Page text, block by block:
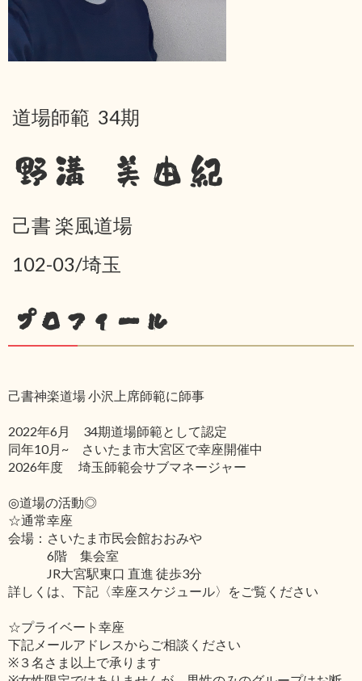
道場師範 34期
野溝 美由紀
己書 楽風道場
102-03/埼玉
プロフィール
己書神楽道場 小沢上席師範に師事
2022年6月 34期道場師範として認定
同年10月~ さいたま市大宮区で幸座開催中
2026年度 埼玉師範会サブマネージャー
◎道場の活動◎
☆通常幸座
会場：さいたま市民会館おおみや
6階 集会室
JR大宮駅東口 直進 徒歩3分
詳しくは、下記〈幸座スケジュール〉をご覧ください
☆プライベート幸座
下記メールアドレスからご相談ください
※３名さま以上で承ります